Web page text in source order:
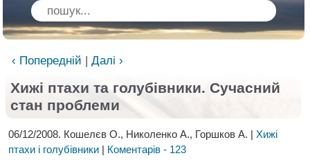
‹ Попередній | Далі ›
Хижi птахи та голубівники. Сучасний
стан проблеми
06/12/2008. Кошелєв О., Николенко А., Горшков А. | Хижі
птахи і голубівники | Коментарів - 123